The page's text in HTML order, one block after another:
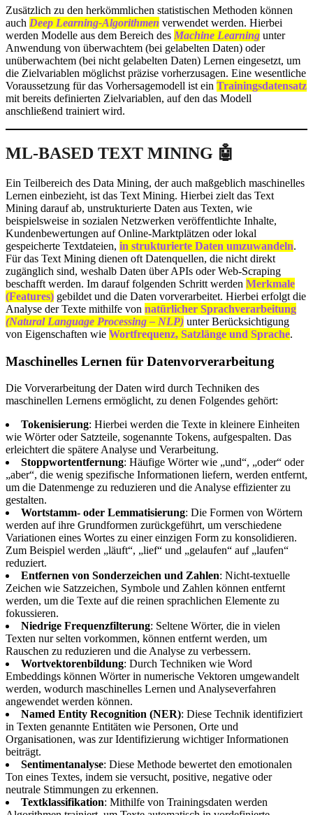
Zusätzlich zu den herkömmlichen statistischen Methoden können
auch Deep Learning-Algorithmen verwendet werden. Hierbei
werden Modelle aus dem Bereich des Machine Learning unter
Anwendung von überwachtem (bei gelabelten Daten) oder
unüberwachtem (bei nicht gelabelten Daten) Lernen eingesetzt, um
die Zielvariablen möglichst präzise vorherzusagen. Eine wesentliche
Voraussetzung für das Vorhersagemodell ist ein Trainingsdatensatz
mit bereits definierten Zielvariablen, auf den das Modell
anschließend trainiert wird.
ML-BASED TEXT MINING 🤖
Ein Teilbereich des Data Mining, der auch maßgeblich maschinelles
Lernen einbezieht, ist das Text Mining. Hierbei zielt das Text
Mining darauf ab, unstrukturierte Daten aus Texten, wie
beispielsweise in sozialen Netzwerken veröffentlichte Inhalte,
Kundenbewertungen auf Online-Marktplätzen oder lokal
gespeicherte Textdateien, in strukturierte Daten umzuwandeln.
Für das Text Mining dienen oft Datenquellen, die nicht direkt
zugänglich sind, weshalb Daten über APIs oder Web-Scraping
beschafft werden. Im darauf folgenden Schritt werden Merkmale
(Features) gebildet und die Daten vorverarbeitet. Hierbei erfolgt die
Analyse der Texte mithilfe von natürlicher Sprachverarbeitung
(Natural Language Processing – NLP) unter Berücksichtigung
von Eigenschaften wie Wortfrequenz, Satzlänge und Sprache.
Maschinelles Lernen für Datenvorverarbeitung
Die Vorverarbeitung der Daten wird durch Techniken des
maschinellen Lernens ermöglicht, zu denen Folgendes gehört:
Tokenisierung: Hierbei werden die Texte in kleinere Einheiten
wie Wörter oder Satzteile, sogenannte Tokens, aufgespalten. Das
erleichtert die spätere Analyse und Verarbeitung.
Stoppwortentfernung: Häufige Wörter wie „und“, „oder“ oder
„aber“, die wenig spezifische Informationen liefern, werden entfernt,
um die Datenmenge zu reduzieren und die Analyse effizienter zu
gestalten.
Wortstamm- oder Lemmatisierung: Die Formen von Wörtern
werden auf ihre Grundformen zurückgeführt, um verschiedene
Variationen eines Wortes zu einer einzigen Form zu konsolidieren.
Zum Beispiel werden „läuft“, „lief“ und „gelaufen“ auf „laufen“
reduziert.
Entfernen von Sonderzeichen und Zahlen: Nicht-textuelle
Zeichen wie Satzzeichen, Symbole und Zahlen können entfernt
werden, um die Texte auf die reinen sprachlichen Elemente zu
fokussieren.
Niedrige Frequenzfilterung: Seltene Wörter, die in vielen
Texten nur selten vorkommen, können entfernt werden, um
Rauschen zu reduzieren und die Analyse zu verbessern.
Wortvektorenbildung: Durch Techniken wie Word
Embeddings können Wörter in numerische Vektoren umgewandelt
werden, wodurch maschinelles Lernen und Analyseverfahren
angewendet werden können.
Named Entity Recognition (NER): Diese Technik identifiziert
in Texten genannte Entitäten wie Personen, Orte und
Organisationen, was zur Identifizierung wichtiger Informationen
beiträgt.
Sentimentanalyse: Diese Methode bewertet den emotionalen
Ton eines Textes, indem sie versucht, positive, negative oder
neutrale Stimmungen zu erkennen.
Textklassifikation: Mithilfe von Trainingsdaten werden